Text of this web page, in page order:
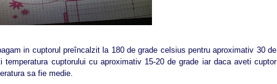
in cuptorul preîncalzit la 180 de grade celsius pentru aproximativ 30 de
temperatura cuptorului cu aproximativ 15-20 de grade iar daca aveti cuptor
sa fie medie.